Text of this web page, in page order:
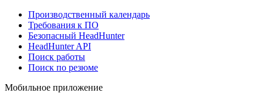
Производственный календарь
Требования к ПО
Безопасный HeadHunter
HeadHunter API
Поиск работы
Поиск по резюме
Мобильное приложение